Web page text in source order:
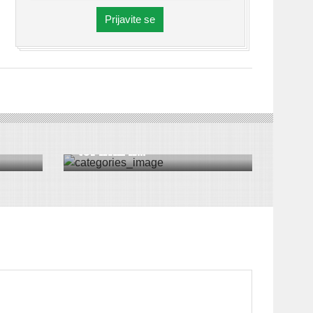
Prijavite se
KOLUMNA
tol`kim k...